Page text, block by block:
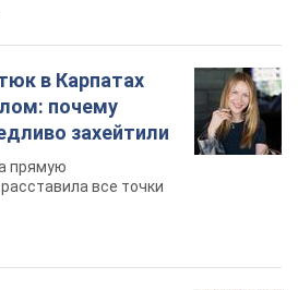
в Карпатах
почему
захейтили
прямую
все точки